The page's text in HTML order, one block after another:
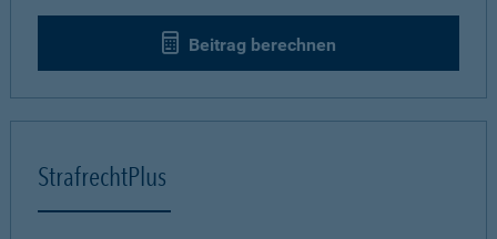
Beitrag berechnen
StrafrechtPlus